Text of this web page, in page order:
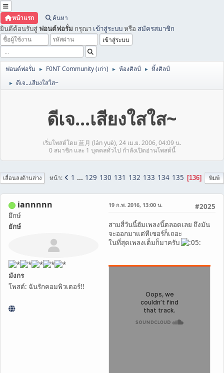
หน้าแรก ค้นหา
ยินดีต้อนรับสู่ ฟอนต์ฟอรั่ม กรุณา เข้าสู่ระบบหรือ สมัครสมาชิก
ฟอนต์ฟอรั่ม ► F0NT Community (เก่า) ► ห้องศิลป์ ► หิ้งศิลป์
► ดีเจ...เสียงใสใส~
ดีเจ...เสียงใสใส~
เริ่มโพสต์โดย 蓝月 (lán yuè), 24 เม.ย. 2006, 04:09 น.
0 สมาชิก และ 1 บุคคลทั่วไป กำลังเปิดอ่านโพสต์นี้
พิมพ์
เลื่อนลงด้านล่าง หน้า 1 ... 129 130 131 132 133 134 135 136
iannnnn
ยึกษ์
ยักษ์
มังกร
โพสต์: ฉันรักคอมพิวเตอร์!!
#2025
19 ก.พ. 2016, 13:00 น.
สามสี่วันนี้ฮัมเพลงนี้ตลอดเลย ถึงมัน
จะออกมาแต่ทีเซอร์ก็เถอะ
ในที่สุดเพลงเต็มก็มาครับ